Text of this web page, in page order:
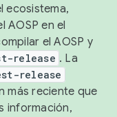
ecosistema,
AOSP en el
el AOSP y
release . La
release
más reciente que
información,